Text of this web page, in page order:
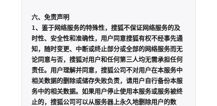
六、免责声明
1、鉴于网络服务的特殊性，搜狐不保证网络服务的及
时性、安全性和准确性，用户同意搜狐有权不经事先通
知，随时变更、中断或终止部分或全部的网络服务而无
论同意与否，搜狐对用户和任何第三人均无需承担任何
责任。用户理解并同意，搜狐公司不对用户在本服务中
相关数据的删除或储存失败负责，请用户自行备份本服
务中的相关数据。如果用户停止使用本服务或服务被终
止的，搜狐公司可以从服务器上永久地删除用户的数